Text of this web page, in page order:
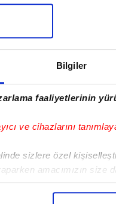
Bilgiler
faaliyetlerinin
ve cihazlarını
sizlere özel
amacımızın
gelen çabayı
İndirin
Keşfedin!